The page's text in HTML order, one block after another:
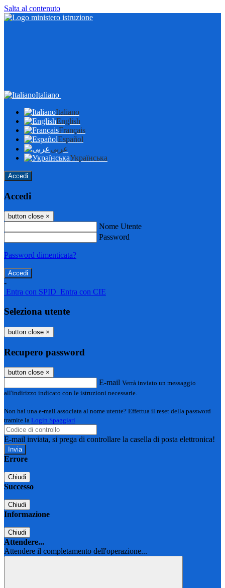
Salta al contenuto
Italiano
Italiano
English
Français
Español
عربى
Українська
Accedi
Accedi
button close ×
Nome Utente
Password
Password dimenticata?
-
Entra con SPID Entra con CIE
Seleziona utente
button close ×
Recupero password
button close ×
E-mail Verrà inviato un messaggio
all'indirizzo indicato con le istruzioni necessarie.
Non hai una e-mail associata al nome utente? Effettua il reset della password
tramite la Login Spaggiari
E-mail inviata, si prega di controllare la casella di posta elettronica!
Errore
Chiudi
Successo
Chiudi
Informazione
Chiudi
Attendere...
Attendere il completamento dell'operazione...